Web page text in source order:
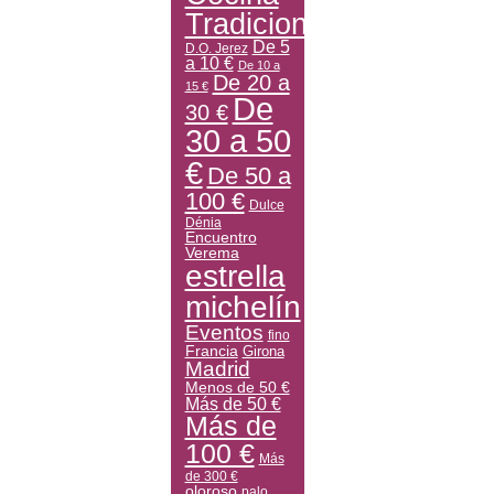
Tradicional
D.O. Jerez De 5
a 10 € De 10 a
15 € De 20 a
30 € De
30 a 50
€ De 50 a
100 € Dulce
Dénia
Encuentro
Verema
estrella
michelín
Eventos fino
Francia Girona
Madrid
Menos de 50 €
Más de 50 €
Más de
100 € Más
de 300 €